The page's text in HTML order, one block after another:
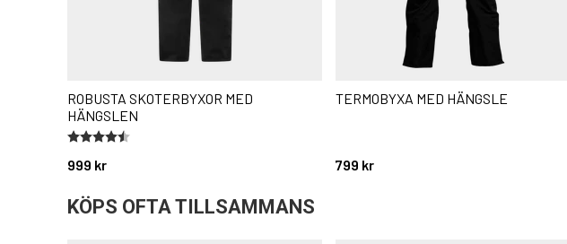
ROBUSTA SKOTERBYXOR MED
HÄNGSLEN
999 kr
Betyg:
4.5 utav 5 stjärnor
TERMOBYXA MED HÄNGSLE
799 kr
KÖPS OFTA TILLSAMMANS